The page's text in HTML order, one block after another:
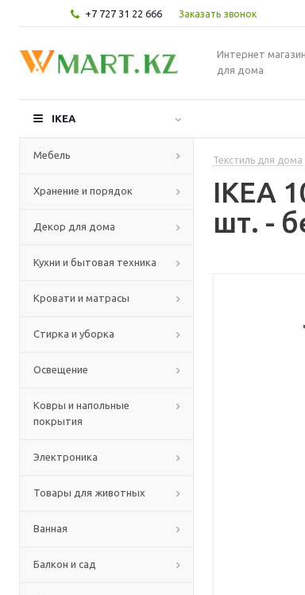
+7 727 31 22 666 Заказать звонок
Интернет
для дома
IKEA
Мебель
Хранение и порядок
Декор для дома
Кухни и бытовая техника
Кровати и матрасы
Стирка и уборка
Освещение
Ковры и напольные
покрытия
Электроника
Товары для животных
Ванная
Балкон и сад
Текстиль для дома
IKEA
шт. -